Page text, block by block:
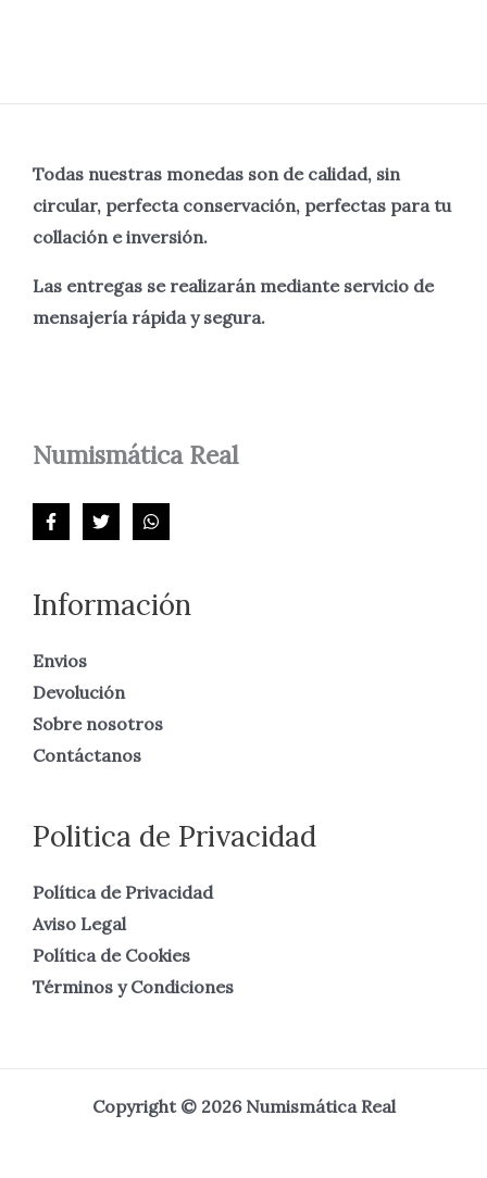
Todas nuestras monedas son de calidad, sin
circular, perfecta conservación, perfectas para tu
collación e inversión.
Las entregas se realizarán mediante servicio de
mensajería rápida y segura.
NumismáticaReal
Información
Envios
Devolución
Sobre nosotros
Contáctanos
Politica de Privacidad
Política de Privacidad
Aviso Legal
Política de Cookies
Términos y Condiciones
Copyright © 2026 Numismática Real